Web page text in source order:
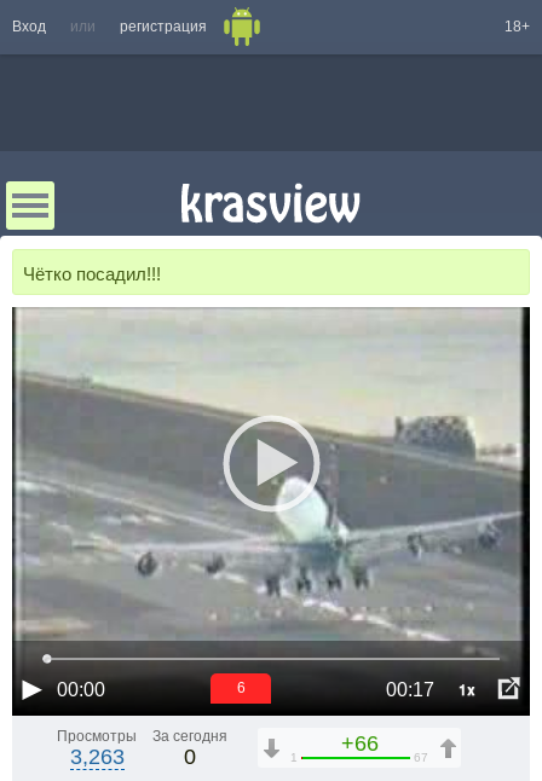
Вход или регистрация 18+
Чётко посадил!!!
00:00 00:17 1x
6
Просмотры
3,263
За сегодня
0
+66
1 67